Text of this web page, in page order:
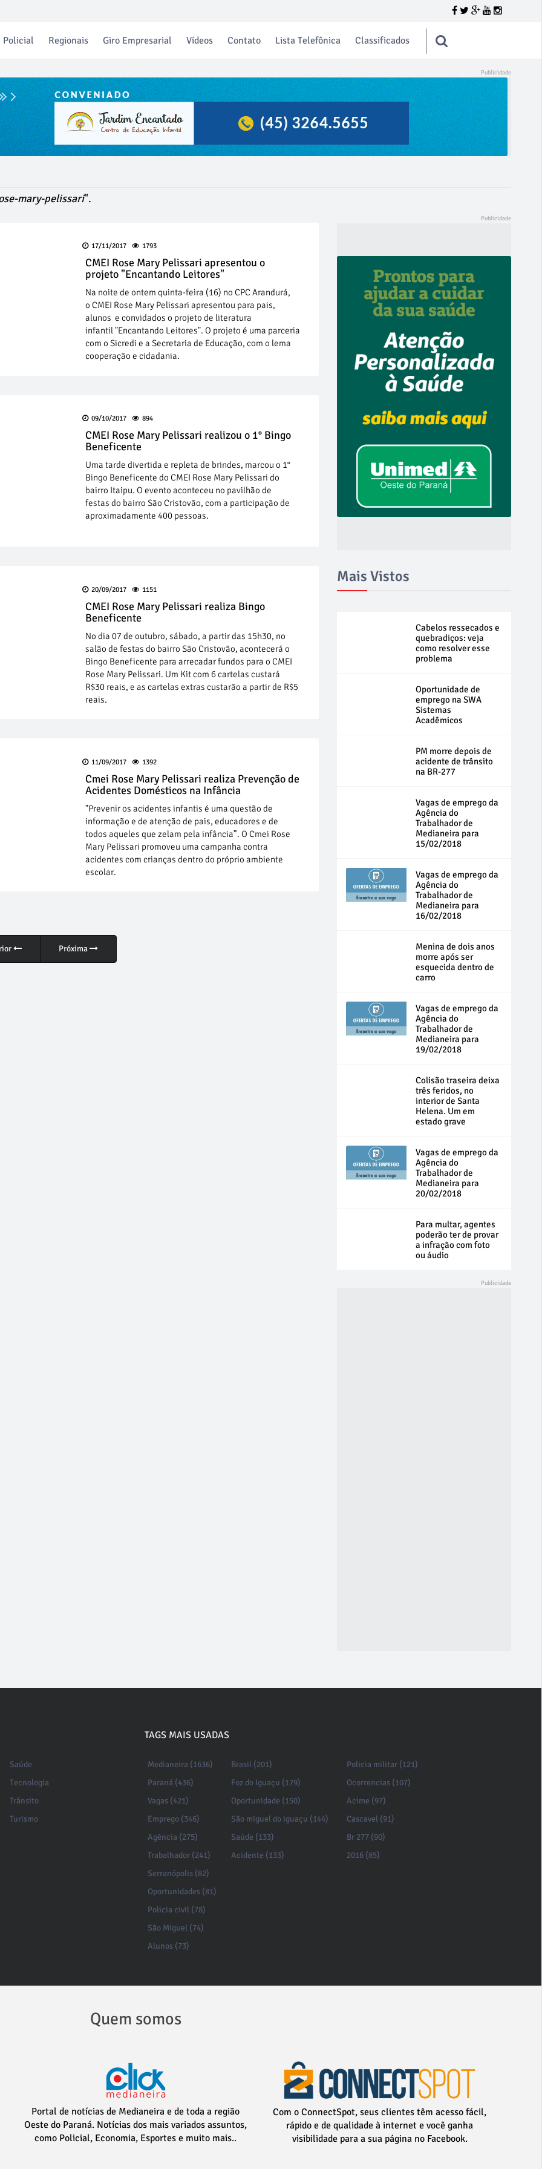
Policial Regionais Giro Empresarial Vídeos Contato Lista Telefônica Classificados
mary-pelissari".
17/11/2017 1793
CMEI Rose Mary Pelissari apresentou o
projeto "Encantando Leitores"
Na noite de ontem quinta-feira (16) no CPC Arandurá,
o CMEI Rose Mary Pelissari apresentou para pais,
alunos e convidados o projeto de literatura
infantil "Encantando Leitores". O projeto é uma parceria
com o Sicredi e a Secretaria de Educação, com o lema
cooperação e cidadania.
09/10/2017 894
CMEI Rose Mary Pelissari realizou o 1° Bingo
Beneficente
Uma tarde divertida e repleta de brindes, marcou o 1°
Bingo Beneficente do CMEI Rose Mary Pelissari do
bairro Itaipu. O evento aconteceu no pavilhão de
festas do bairro São Cristovão, com a participação de
aproximadamente 400 pessoas.
20/09/2017 1151
CMEI Rose Mary Pelissari realiza Bingo
Beneficente
No dia 07 de outubro, sábado, a partir das 15h30, no
salão de festas do bairro São Cristovão, acontecerá o
Bingo Beneficente para arrecadar fundos para o CMEI
Rose Mary Pelissari. Um Kit com 6 cartelas custará
R$30 reais, e as cartelas extras custarão a partir de R$5
reais.
11/09/2017 1392
Cmei Rose Mary Pelissari realiza Prevenção de
Acidentes Domésticos na Infância
"Prevenir os acidentes infantis é uma questão de
informação e de atenção de pais, educadores e de
todos aqueles que zelam pela infância”. O Cmei Rose
Mary Pelissari promoveu uma campanha contra
acidentes com crianças dentro do próprio ambiente
escolar.
Próxima
Mais Vistos
Cabelos ressecados e
quebradiços: veja
como resolver esse
problema
Oportunidade de
emprego na SWA
Sistemas
Acadêmicos
PM morre depois de
acidente de trânsito
na BR-277
Vagas de emprego da
Agência do
Trabalhador de
Medianeira para
15/02/2018
Vagas de emprego da
Agência do
Trabalhador de
Medianeira para
16/02/2018
Menina de dois anos
morre após ser
esquecida dentro de
carro
Vagas de emprego da
Agência do
Trabalhador de
Medianeira para
19/02/2018
Colisão traseira deixa
três feridos, no
interior de Santa
Helena. Um em
estado grave
Vagas de emprego da
Agência do
Trabalhador de
Medianeira para
20/02/2018
Para multar, agentes
poderão ter de provar
a infração com foto
ou áudio
Saúde
Tecnologia
Trânsito
Turismo
TAGS MAIS USADAS
Medianeira (1636)
Paraná (436)
Vagas (421)
Emprego (346)
Agência (275)
Trabalhador (241)
Brasil (201)
Foz do Iguaçu (179)
Oportunidade (150)
São miguel do iguaçu (144)
Saúde (133)
Acidente (133)
Policia militar (121)
Ocorrencias (107)
Acime (97)
Cascavel (91)
Br 277 (90)
2016 (85)
Serranópolis (82)
Oportunidades (81)
Policia civil (78)
São Miguel (74)
Alunos (73)
Quem somos
Portal de notícias de Medianeira e de toda a região
Oeste do Paraná. Notícias dos mais variados assuntos,
como Policial, Economia, Esportes e muito mais..
Com o ConnectSpot, seus clientes têm acesso fácil,
rápido e de qualidade à internet e você ganha
visibilidade para a sua página no Facebook.